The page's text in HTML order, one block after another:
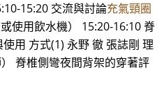
15:20 交流與討論充氣頸圈
使用飲水機） 15:20-16:10 脊
用 方式(1) 永野 徹 張誌剛 理
脊椎側彎夜間背架的穿著評